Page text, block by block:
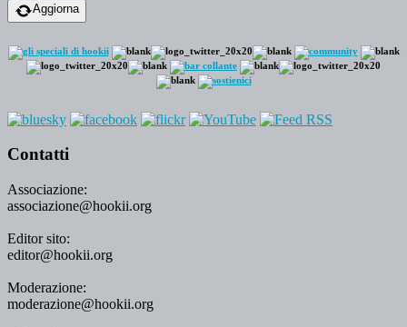
Aggiorna
Contatti
Associazione:
associazione@hookii.org
Editor sito:
editor@hookii.org
Moderazione:
moderazione@hookii.org